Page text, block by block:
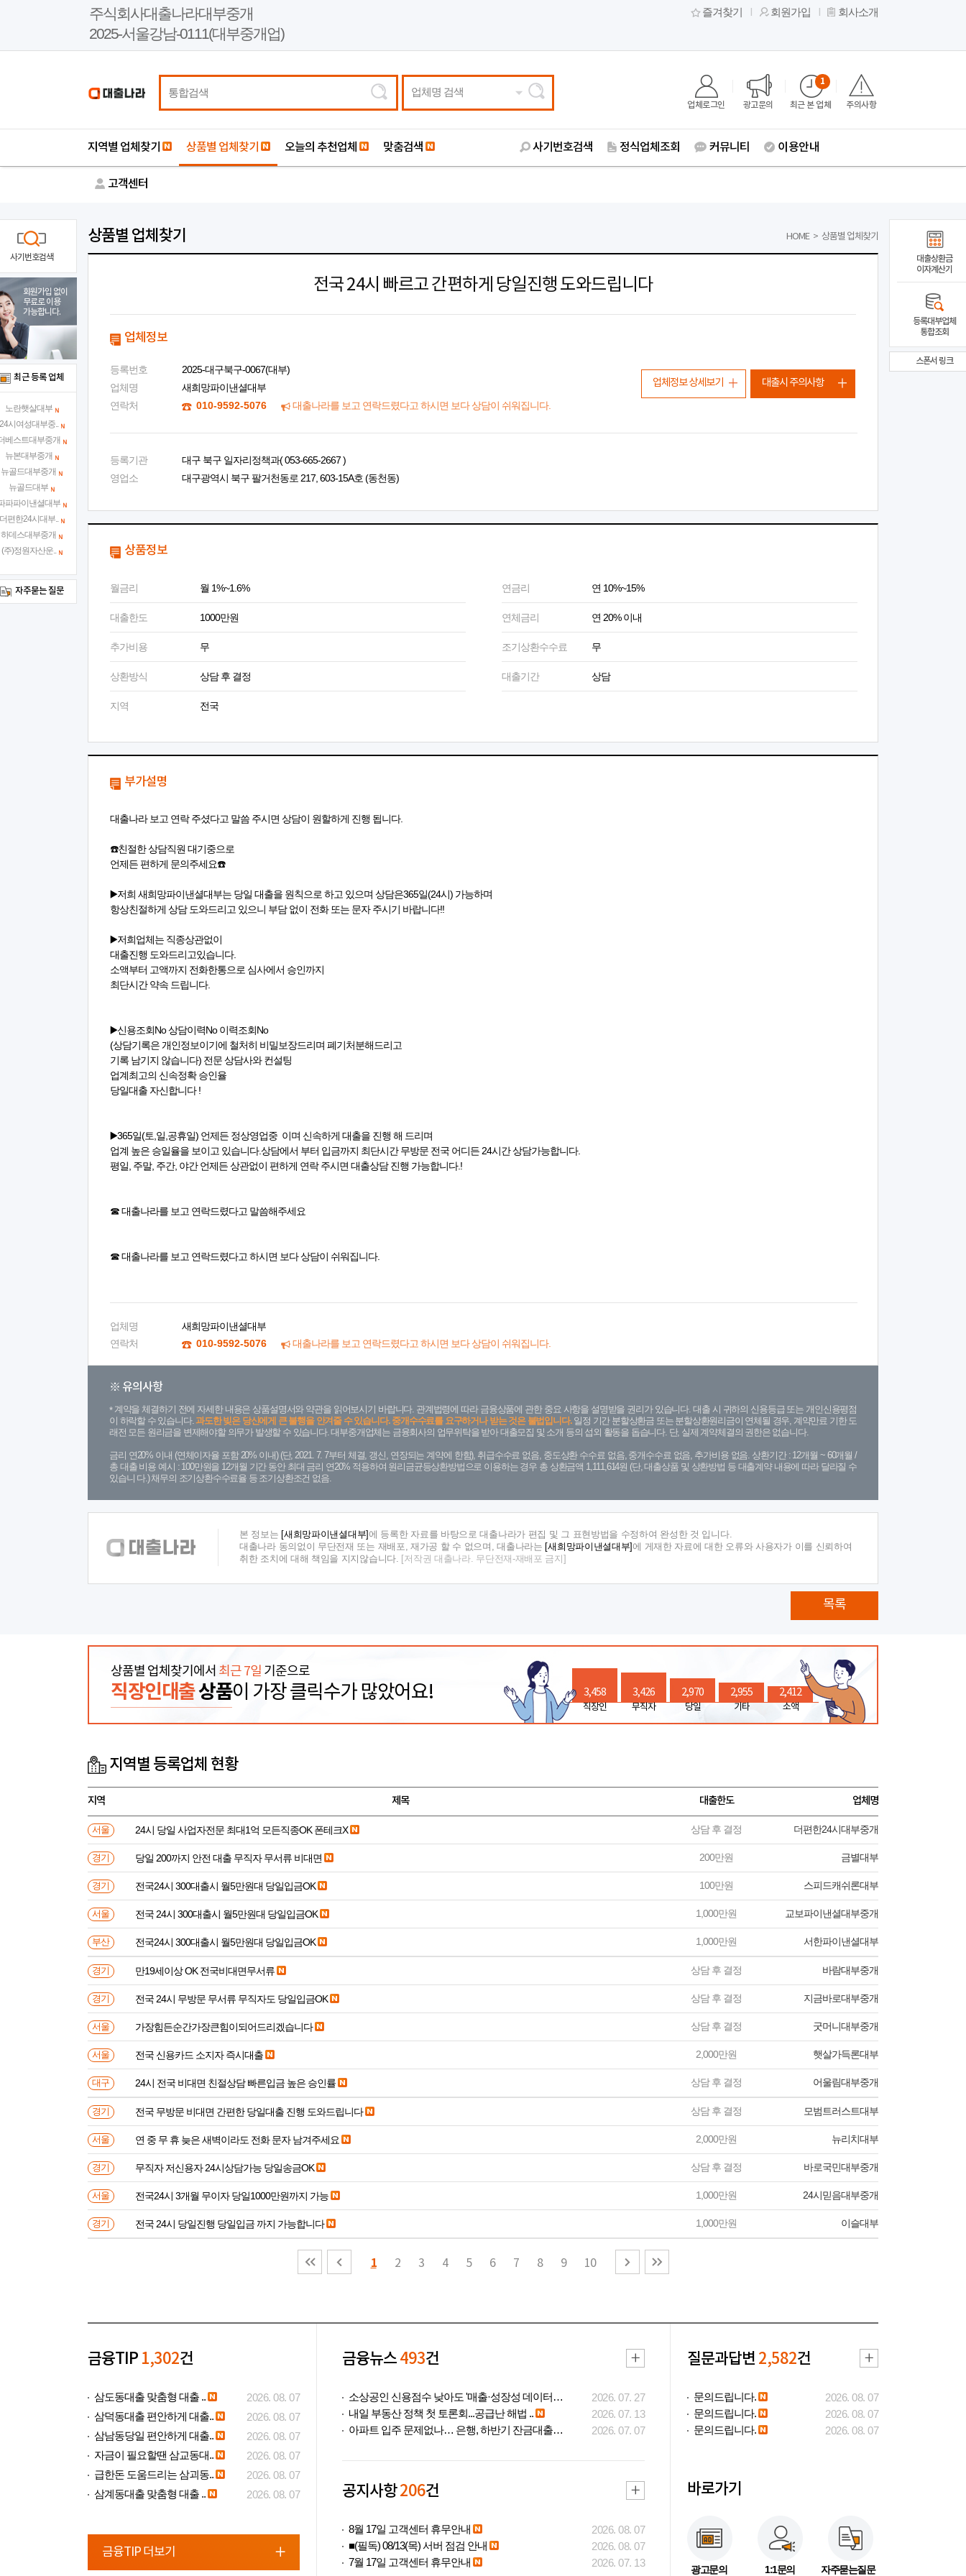
주식회사대출나라대부중개
2025-서울강남-0111(대부중개업)
즐겨찾기 회원가입 회사소개
업체명 검색
업체로그인 광고문의 최근 본 업체
1
주의사항
지역별 업체찾기 상품별 업체찾기 오늘의 추천업체 맞춤검색 사기번호검색 정식업체조회 커뮤니티 이용안내
고객센터
상품별 업체찾기 HOME > 상품별 업체찾기
전국 24시 빠르고 간편하게 당일진행 도와드립니다
업체정보
등록번호
2025-대구북구-0067(대부)
업체명
새희망파이낸셜대부
연락처
010-9592-5076 대출나라를 보고 연락드렸다고 하시면 보다 상담이 쉬워집니다.
등록기관
대구 북구 일자리정책과( 053-665-2667 )
영업소
대구광역시 북구 팔거천동로 217, 603-15A호 (동천동)
업체정보 상세보기 대출시 주의사항
상품정보
월금리 월 1%~1.6% 연금리 연 10%~15%
대출한도 1000만원 연체금리 연 20% 이내
추가비용 무 조기상환수수료 무
상환방식 상담 후 결정 대출기간 상담
지역 전국
부가설명
대출나라 보고 연락 주셨다고 말씀 주시면 상담이 원할하게 진행 됩니다.
☎️친절한 상담직원 대기중으로
언제든 편하게 문의주세요☎️
▶️저희 새희망파이낸셜대부는 당일 대출을 원칙으로 하고 있으며 상담은365일(24시) 가능하며
항상친절하게 상담 도와드리고 있으니 부담 없이 전화 또는 문자 주시기 바랍니다!!
▶️저희업체는 직종상관없이
대출진행 도와드리고있습니다.
소액부터 고액까지 전화한통으로 심사에서 승인까지
최단시간 약속 드립니다.
▶️신용조회No 상담이력No 이력조회No
(상담기록은 개인정보이기에 철처히 비밀보장드리며 폐기처분해드리고
기록 남기지 않습니다) 전문 상담사와 컨설팅
업계최고의 신속정확 승인율
당일대출 자신합니다 !
▶️365일(토,일,공휴일) 언제든 정상영업중 이며 신속하게 대출을 진행 해 드리며
업계 높은 승일율을 보이고 있습니다.상담에서 부터 입금까지 최단시간 무방문 전국 어디든 24시간 상담가능합니다.
평일, 주말, 주간, 야간 언제든 상관없이 편하게 연락 주시면 대출상담 진행 가능합니다.!
☎ 대출나라를 보고 연락드렸다고 말씀해주세요
☎ 대출나라를 보고 연락드렸다고 하시면 보다 상담이 쉬워집니다.
업체명
새희망파이낸셜대부
연락처
010-9592-5076 대출나라를 보고 연락드렸다고 하시면 보다 상담이 쉬워집니다.
※ 유의사항
계약을 체결하기 전에 자세한 내용은 상품설명서와 약관을 읽어보시기 바랍니다. 관계법령에 따라 금융상품에 관한 중요 사항을 설명받을 권리가 있습니다. 대출 시 귀하의 신용등급 또는 개인신용평점
이 하락할 수 있습니다.과도한 빚은 당신에게 큰 불행을 안겨줄 수 있습니다. 중개수수료를 요구하거나 받는 것은 불법입니다.일정 기간 분할상환금 또는 분할상환원리금이 연체될 경우, 계약만료 기한 도
래전 모든 원리금을 변제해야할 의무가 발생할 수 있습니다. 대부중개업체는 금융회사의 업무위탁을 받아 대출모집 및 소개 등의 섭외 활동을 돕습니다. 단, 실제 계약체결의 권한은 없습니다.
금리 연20% 이내 (연체이자율 포함 20% 이내) (단, 2021. 7. 7부터 체결, 갱신, 연장되는 계약에 한함), 취급수수료 없음, 중도상환 수수료 없음, 중개수수료 없음, 추가비용 없음. 상환기간 : 12개월 ~ 60개월 /
총 대출 비용 예시 : 100만원을 12개월 기간 동안 최대 금리 연20% 적용하여 원리금균등상환방법으로 이용하는 경우 총 상환금액 1,111,614원 (단, 대출상품 및 상환방법 등 대출계약 내용에 따라 달라질 수
있습니 다.) 채무의 조기상환수수료율 등 조기상환조건 없음.
본 정보는 [새희망파이낸셜대부] 에 등록한 자료를 바탕으로 대출나라가 편집 및 그 표현방법을 수정하여 완성한 것 입니다.
대출나라 동의없이 무단전재 또는 재배포, 재가공 할 수 없으며, 대출나라는 [새희망파이낸셜대부]에 게재한 자료에 대한 오류와 사용자가 이를 신뢰하여
취한 조치에 대해 책임을 지지않습니다.
[저작권 대출나라. 무단전재-재배포 금지]
목록
상품별 업체찾기에서 최근 7일 기준으로
직장인대출상품이 가장 클릭수가 많았어요! 3,458
직장인
3,426
무직자
2,970
당일
2,955
기타
2,412
소액
지역별 등록업체 현황
지역 제목 대출한도 업체명
서울 24시 당일 사업자전문 최대1억 모든직종OK 폰테크X 상담 후 결정 더편한24시대부중개
경기 당일 200까지 안전 대출 무직자 무서류 비대면 200만원 금별대부
경기 전국24시 300대출시 월5만원대 당일입금OK 100만원 스피드캐쉬론대부
서울 전국 24시 300대출시 월5만원대 당일입금OK 1,000만원 교보파이낸셜대부중개
부산 전국24시 300대출시 월5만원대 당일입금OK 1,000만원 서한파이낸셜대부
경기 만19세이상 OK 전국비대면무서류 상담 후 결정 바람대부중개
경기 전국 24시 무방문 무서류 무직자도 당일입금OK 상담 후 결정 지금바로대부중개
서울 가장힘든순간가장큰힘이되어드리겠습니다 상담 후 결정 굿머니대부중개
서울 전국 신용카드 소지자 즉시대출 2,000만원 햇살가득론대부
대구 24시 전국 비대면 친절상담 빠른입금 높은 승인률 상담 후 결정 어울림대부중개
경기 전국 무방문 비대면 간편한 당일대출 진행 도와드립니다 상담 후 결정 모범트러스트대부
서울 연 중 무 휴 늦은 새벽이라도 전화 문자 남겨주세요 2,000만원 뉴리치대부
경기 무직자 저신용자 24시상담가능 당일송금OK 상담 후 결정 바로국민대부중개
서울 전국24시 3개월 무이자 당일1000만원까지 가능 1,000만원 24시믿음대부중개
경기 전국 24시 당일진행 당일입금 까지 가능합니다 1,000만원 이슬대부
1 2 3 4 5 6 7 8 9 10
사기번호검색
회원가입 없이
무료로 이용
가능합니다.
최근 등록 업체
노란햇살대부
시여성대부중..
베스트대부중개
뉴본대부중개
뉴골드대부중개
뉴골드대부
파파이낸셜대부
편한24시대부..
하데스대부중개
(주)정원자산운..
자주묻는 질문
대출상환금
이자계산기
등록대부업체
통합조회
스폰서 링크
금융TIP 1,302건
삼도동대출 맞춤형 대출 ..
2026. 08. 07
삼덕동대출 편안하게 대출..
2026. 08. 07
삼남동당일 편안하게 대출..
2026. 08. 07
자금이 필요할땐 삼교동대..
2026. 08. 07
급한돈 도움드리는 삼괴동..
2026. 08. 07
삼계동대출 맞춤형 대출 ..
2026. 08. 07
금융TIP 더보기
금융뉴스493건
소상공인 신용점수 낮아도 '매출·성장성 데이터..
2026. 07. 27
내일 부동산 정책 첫 토론회...공급난 해법 ..
2026. 07. 13
아파트 입주 문제없나… 은행, 하반기 잔금대출..
2026. 07. 07
공지사항206건
8월 17일 고객센터 휴무안내
2026. 08. 07
■(필독) 08/13(목) 서버 점검 안내
2026. 08. 07
7월 17일 고객센터 휴무안내
2026. 07. 13
질문과답변 2,582건
문의드립니다.
2026. 08. 07
문의드립니다.
2026. 08. 07
문의드립니다.
2026. 08. 07
바로가기
광고문의 1:1문의 자주묻는질문